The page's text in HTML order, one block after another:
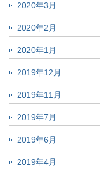
2020年3月
2020年2月
2020年1月
2019年12月
2019年11月
2019年7月
2019年6月
2019年4月